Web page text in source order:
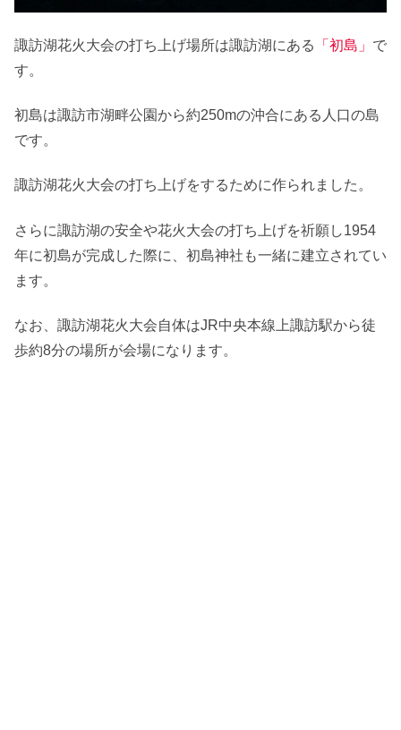
諏訪湖花火大会の打ち上げ場所は諏訪湖にある 「初島」 で
す。
初島は諏訪市湖畔公園から約250mの沖合にある人口の島
です。
諏訪湖花火大会の打ち上げをするために作られました。
さらに諏訪湖の安全や花火大会の打ち上げを祈願し1954
年に初島が完成した際に、初島神社も一緒に建立されてい
ます。
なお、諏訪湖花火大会自体はJR中央本線上諏訪駅から徒
歩約8分の場所が会場になります。